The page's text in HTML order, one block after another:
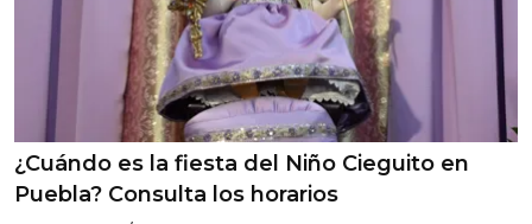
¿Cuándo es la fiesta del Niño Cieguito en
Puebla? Consulta los horarios